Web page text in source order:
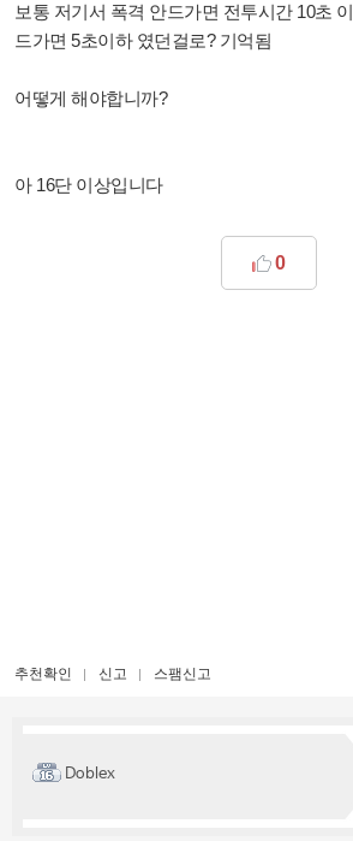
보통 저기서 폭격 안드가면 전투시간 10초
드가면 5초이하 였던걸로? 기억됨
어떻게 해야합니까?
아 16단 이상입니다
0
추천확인 신고 스팸신고
Doblex